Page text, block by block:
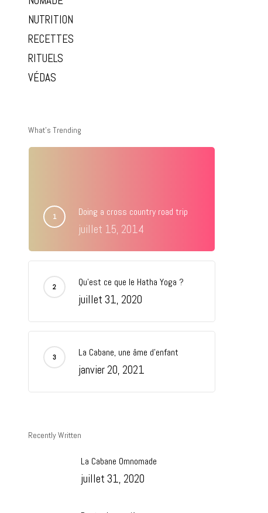
NUTRITION
RECETTES
RITUELS
VÉDAS
What’s Trending
Doing a cross country road trip
juillet 15, 2014
Qu’est ce que le Hatha Yoga ?
juillet 31, 2020
La Cabane, une âme d’enfant
janvier 20, 2021
Recently Written
La Cabane Omnomade
juillet 31, 2020